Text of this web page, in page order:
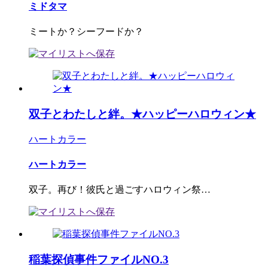
ミドタマ
ミートか？シーフードか？
双子とわたしと絆。★ハッピーハロウィン★
ハートカラー
ハートカラー
双子。再び！彼氏と過ごすハロウィン祭…
稲葉探偵事件ファイルNO.3